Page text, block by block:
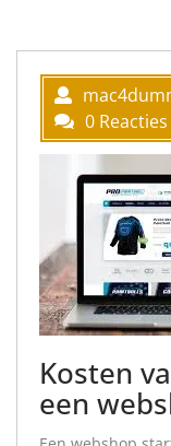
0 Reacties
Kosten
een